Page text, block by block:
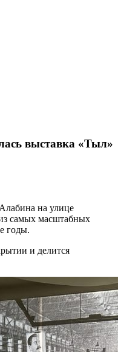
выставка «Тыл»
на улице
самых масштабных
годы.
и делится